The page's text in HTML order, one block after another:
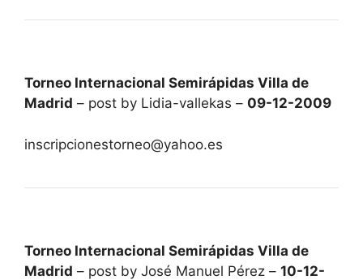
Torneo Internacional Semirápidas Villa de
Madrid – post by Lidia-vallekas – 09-12-2009
inscripcionestorneo@yahoo.es
Torneo Internacional Semirápidas Villa de
Madrid – post by José Manuel Pérez – 10-12-